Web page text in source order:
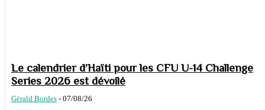
Le calendrier d’Haïti pour les CFU U-14 Challenge
Series 2026 est dévoilé
Gérald Bordes - 07/08/26